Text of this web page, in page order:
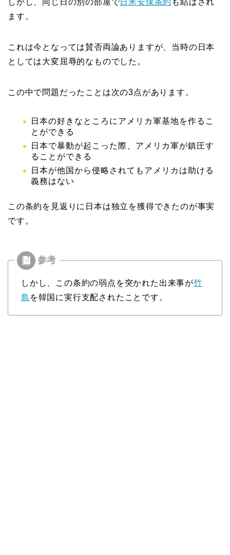
しかし、同じ日の別の部屋で日米安保条約 も結ばされ
ます。
これは今となっては賛否両論ありますが、当時の日本
としては大変屈辱的なものでした。
この中で問題だったことは次の3点があります。
日本の好きなところにアメリカ軍基地を作るこ
とができる
日本で暴動が起こった際、アメリカ軍が鎮圧す
ることができる
日本が他国から侵略されてもアメリカは助ける
義務はない
この条約を見返りに日本は独立を獲得できたのが事実
です。
しかし、この条約の弱点を突かれた出来事が竹
島 を韓国に実行支配されたことです。